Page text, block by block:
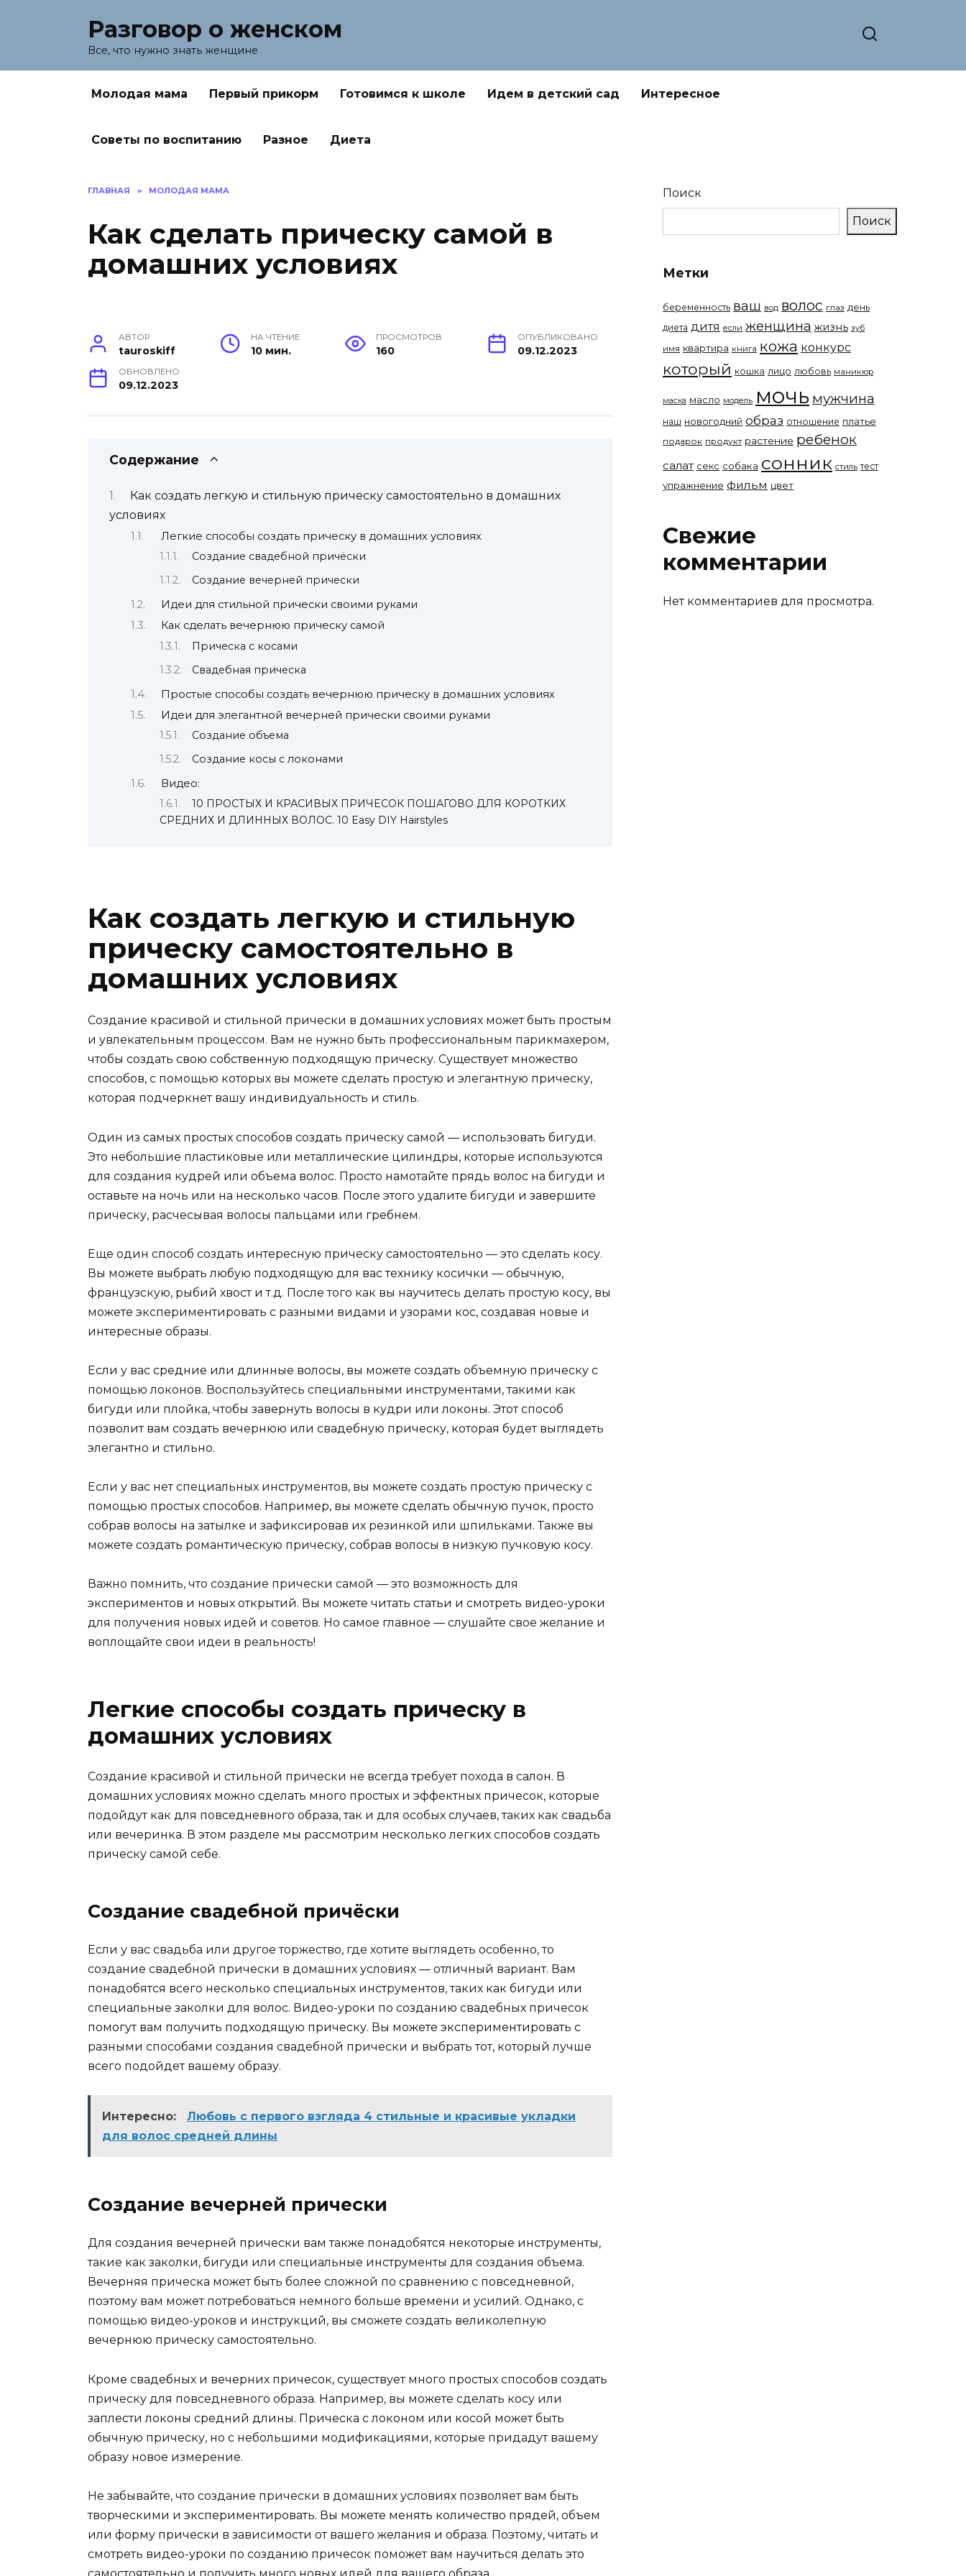
Разговор о женском
Все, что нужно знать женщине
Молодая мама Первый прикорм Готовимся к школе Идем в детский сад Интересное
Советы по воспитанию Разное Диета
ГЛАВНАЯ » МОЛОДАЯ МАМА
Как сделать прическу самой в
домашних условиях
АВТОР
tauroskiff
НА ЧТЕНИЕ
10 мин.
ПРОСМОТРОВ
160
ОПУБЛИКОВАНО
09.12.2023
ОБНОВЛЕНО
09.12.2023
Содержание
Как создать легкую и стильную прическу самостоятельно в домашних
условиях
Легкие способы создать прическу в домашних условиях
Создание свадебной причёски
Создание вечерней прически
Идеи для стильной прически своими руками
Как сделать вечернюю прическу самой
Прическа с косами
Свадебная прическа
Простые способы создать вечернюю прическу в домашних условиях
Идеи для элегантной вечерней прически своими руками
Создание объема
Создание косы с локонами
Видео:
10 ПРОСТЫХ И КРАСИВЫХ ПРИЧЕСОК ПОШАГОВО ДЛЯ КОРОТКИХ
СРЕДНИХ И ДЛИННЫХ ВОЛОС. 10 Easy DIY Hairstyles
Как создать легкую и стильную
прическу самостоятельно в
домашних условиях
Создание красивой и стильной прически в домашних условиях может быть простым
и увлекательным процессом. Вам не нужно быть профессиональным парикмахером,
чтобы создать свою собственную подходящую прическу. Существует множество
способов, с помощью которых вы можете сделать простую и элегантную прическу,
которая подчеркнет вашу индивидуальность и стиль.
Один из самых простых способов создать прическу самой — использовать бигуди.
Это небольшие пластиковые или металлические цилиндры, которые используются
для создания кудрей или объема волос. Просто намотайте прядь волос на бигуди и
оставьте на ночь или на несколько часов. После этого удалите бигуди и завершите
прическу, расчесывая волосы пальцами или гребнем.
Еще один способ создать интересную прическу самостоятельно — это сделать косу.
Вы можете выбрать любую подходящую для вас технику косички — обычную,
французскую, рыбий хвост и т.д. После того как вы научитесь делать простую косу, вы
можете экспериментировать с разными видами и узорами кос, создавая новые и
интересные образы.
Если у вас средние или длинные волосы, вы можете создать объемную прическу с
помощью локонов. Воспользуйтесь специальными инструментами, такими как
бигуди или плойка, чтобы завернуть волосы в кудри или локоны. Этот способ
позволит вам создать вечернюю или свадебную прическу, которая будет выглядеть
элегантно и стильно.
Если у вас нет специальных инструментов, вы можете создать простую прическу с
помощью простых способов. Например, вы можете сделать обычную пучок, просто
собрав волосы на затылке и зафиксировав их резинкой или шпильками. Также вы
можете создать романтическую прическу, собрав волосы в низкую пучковую косу.
Важно помнить, что создание прически самой — это возможность для
экспериментов и новых открытий. Вы можете читать статьи и смотреть видео-уроки
для получения новых идей и советов. Но самое главное — слушайте свое желание и
воплощайте свои идеи в реальность!
Легкие способы создать прическу в
домашних условиях
Создание красивой и стильной прически не всегда требует похода в салон. В
домашних условиях можно сделать много простых и эффектных причесок, которые
подойдут как для повседневного образа, так и для особых случаев, таких как свадьба
или вечеринка. В этом разделе мы рассмотрим несколько легких способов создать
прическу самой себе.
Создание свадебной причёски
Если у вас свадьба или другое торжество, где хотите выглядеть особенно, то
создание свадебной прически в домашних условиях — отличный вариант. Вам
понадобятся всего несколько специальных инструментов, таких как бигуди или
специальные заколки для волос. Видео-уроки по созданию свадебных причесок
помогут вам получить подходящую прическу. Вы можете экспериментировать с
разными способами создания свадебной прически и выбрать тот, который лучше
всего подойдет вашему образу.
Интересно:
Любовь с первого взгляда 4 стильные и красивые укладки
для волос средней длины
Создание вечерней прически
Для создания вечерней прически вам также понадобятся некоторые инструменты,
такие как заколки, бигуди или специальные инструменты для создания объема.
Вечерняя прическа может быть более сложной по сравнению с повседневной,
поэтому вам может потребоваться немного больше времени и усилий. Однако, с
помощью видео-уроков и инструкций, вы сможете создать великолепную
вечернюю прическу самостоятельно.
Кроме свадебных и вечерних причесок, существует много простых способов создать
прическу для повседневного образа. Например, вы можете сделать косу или
заплести локоны средний длины. Прическа с локоном или косой может быть
обычную прическу, но с небольшими модификациями, которые придадут вашему
образу новое измерение.
Не забывайте, что создание прически в домашних условиях позволяет вам быть
творческими и экспериментировать. Вы можете менять количество прядей, объем
или форму прически в зависимости от вашего желания и образа. Поэтому, читать и
смотреть видео-уроки по созданию причесок поможет вам научиться делать это
Поиск
Поиск
Метки
беременность ваш вод волос глаз день
диета дитя если женщина жизнь зуб
имя квартира книга кожа конкурс
который кошка лицо любовь маникюр
маска масло модель мочь мужчина
наш новогодний образ отношение платье
подарок продукт растение ребенок
салат секс собака сонник стиль тест
упражнение фильм цвет
Свежие
комментарии
Нет комментариев для просмотра.